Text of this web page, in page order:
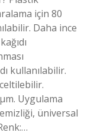
için 80
Daha ince
kullanılabilir.
Uygulama
üniversal